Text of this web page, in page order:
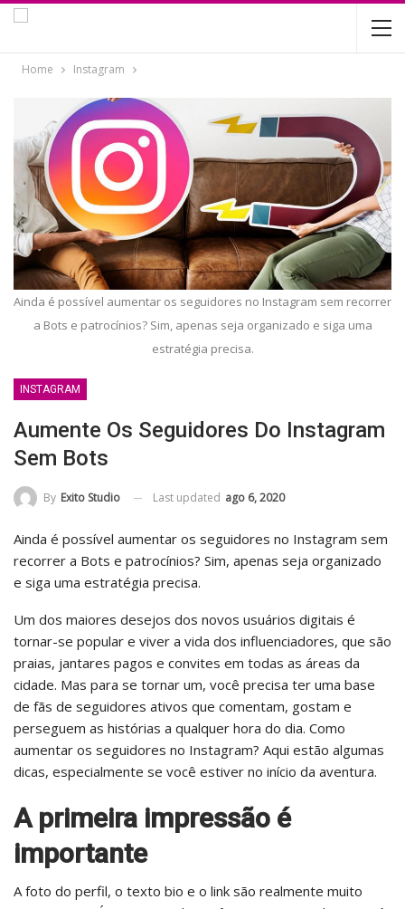
Home Instagram
Ainda é possível aumentar os seguidores no Instagram sem recorrer
a Bots e patrocínios? Sim, apenas seja organizado e siga uma
estratégia precisa.
INSTAGRAM
Aumente Os Seguidores Do Instagram
Sem Bots
By Exito Studio Last updated ago 6, 2020
Ainda é possível aumentar os seguidores no Instagram sem
recorrer a Bots e patrocínios? Sim, apenas seja organizado
e siga uma estratégia precisa.
Um dos maiores desejos dos novos usuários digitais é
tornar-se popular e viver a vida dos influenciadores, que são
praias, jantares pagos e convites em todas as áreas da
cidade. Mas para se tornar um, você precisa ter uma base
de fãs de seguidores ativos que comentam, gostam e
perseguem as histórias a qualquer hora do dia. Como
aumentar os seguidores no Instagram? Aqui estão algumas
dicas, especialmente se você estiver no início da aventura.
A primeira impressão é
importante
A foto do perfil, o texto bio e o link são realmente muito